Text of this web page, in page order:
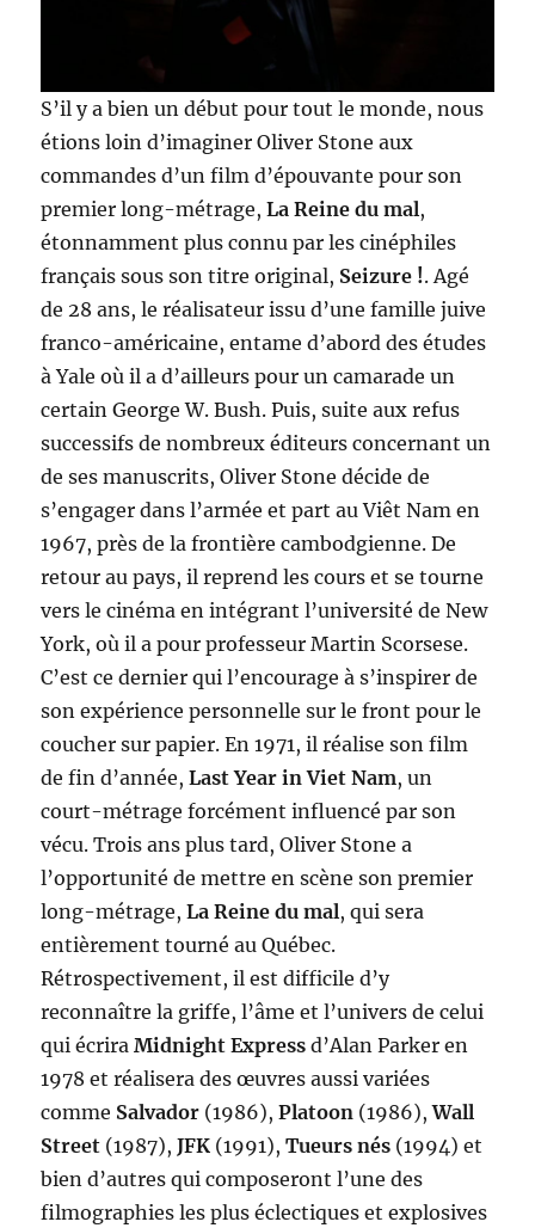
S’il y a bien un début pour tout le monde, nous
étions loin d’imaginer Oliver Stone aux
commandes d’un film d’épouvante pour son
premier long-métrage,La Reine du mal,
étonnamment plus connu par les cinéphiles
français sous son titre original, Seizure !. Agé
de 28 ans, le réalisateur issu d’une famille juive
franco-américaine, entame d’abord des études
à Yale où il a d’ailleurs pour un camarade un
certain George W. Bush. Puis, suite aux refus
successifs de nombreux éditeurs concernant un
de ses manuscrits, Oliver Stone décide de
s’engager dans l’armée et part au Viêt Nam en
1967, près de la frontière cambodgienne. De
retour au pays, il reprend les cours et se tourne
vers le cinéma en intégrant l’université de New
York, où il a pour professeur Martin Scorsese.
C’est ce dernier qui l’encourage à s’inspirer de
son expérience personnelle sur le front pour le
coucher sur papier. En 1971, il réalise son film
de fin d’année,Last Year in Viet Nam, un
court-métrage forcément influencé par son
vécu. Trois ans plus tard, Oliver Stone a
l’opportunité de mettre en scène son premier
long-métrage,La Reine du mal, qui sera
entièrement tourné au Québec.
Rétrospectivement, il est difficile d’y
reconnaître la griffe, l’âme et l’univers de celui
qui écriraMidnight Expressd’Alan Parker en
1978 et réalisera des œuvres aussi variées
comme Salvador (1986),Platoon (1986),Wall
Street (1987),JFK (1991),Tueurs nés (1994) et
bien d’autres qui composeront l’une des
filmographies les plus éclectiques et explosives